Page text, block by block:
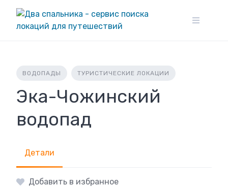
content
ВОДОПАДЫ ТУРИСТИЧЕСКИЕ ЛОКАЦИИ
Эка-Чожинский
водопад
Детали
Добавить в избранное